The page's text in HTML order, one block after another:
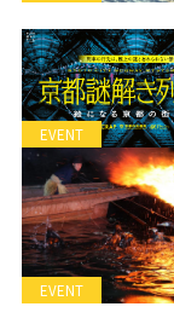
EVENT
EVENT